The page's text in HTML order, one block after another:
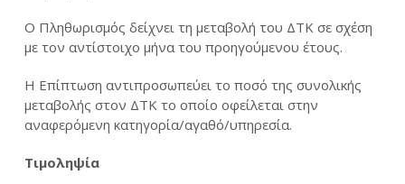
Ο Πληθωρισμός δείχνει τη μεταβολή του ΔΤΚ σε σχέση
με τον αντίστοιχο μήνα του προηγούμενου έτους.
Η Επίπτωση αντιπροσωπεύει το ποσό της συνολικής
μεταβολής στον ΔΤΚ το οποίο οφείλεται στην
αναφερόμενη κατηγορία/αγαθό/υπηρεσία.
Τιμοληψία